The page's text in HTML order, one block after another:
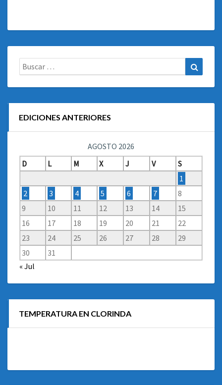
Buscar:
EDICIONES ANTERIORES
AGOSTO 2026
D
L M X J V
S
1
2
3 4 5 6 7
8
9
10 11 12 13 14
15
16
17 18 19 20 21
22
23
24 25 26 27 28
29
30
31
« Jul
TEMPERATURA EN CLORINDA